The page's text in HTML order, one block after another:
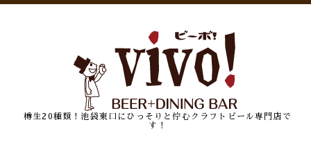
樽生20種類！池袋東口にひっそりと佇むクラフトビール専門店で
す！